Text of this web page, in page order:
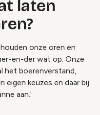
laten
onze oren en
en-der wat op. Onze
het boerenverstand,
eigen keuzes en daar bij
aan.'